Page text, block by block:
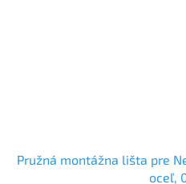
Pružná montážna lišta pre
oceľ,